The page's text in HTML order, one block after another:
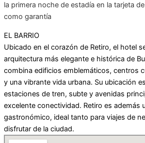
la primera noche de estadía en la tarjeta
como garantía
EL BARRIO
Ubicado en el corazón de Retiro, el hotel
arquitectura más elegante e histórica de
combina edificios emblemáticos, centros
y una vibrante vida urbana. Su ubicación
estaciones de tren, subte y avenidas
excelente conectividad. Retiro es además
gastronómico, ideal tanto para viajes de
disfrutar de la ciudad.